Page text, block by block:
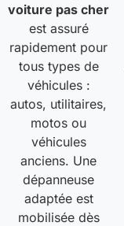
voiture pas cher
est assuré
rapidement pour
tous types de
véhicules :
autos, utilitaires,
motos ou
véhicules
anciens. Une
dépanneuse
adaptée est
mobilisée dès